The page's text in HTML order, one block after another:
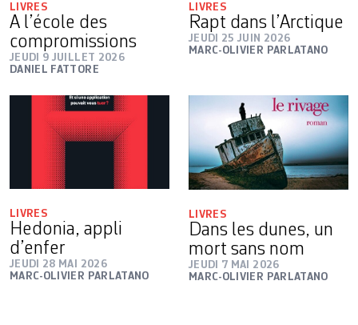
LIVRES
A l’école des
compromissions
JEUDI 9 JUILLET 2026
DANIEL FATTORE
LIVRES
Rapt dans l’Arctique
JEUDI 25 JUIN 2026
MARC-OLIVIER PARLATANO
LIVRES
Hedonia, appli
d’enfer
JEUDI 28 MAI 2026
MARC-OLIVIER PARLATANO
LIVRES
Dans les dunes, un
mort sans nom
JEUDI 7 MAI 2026
MARC-OLIVIER PARLATANO